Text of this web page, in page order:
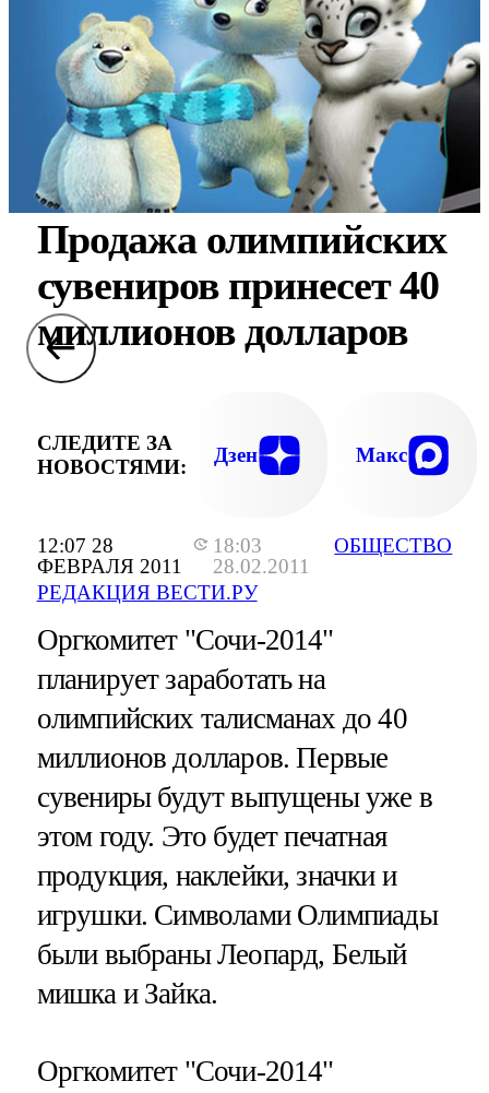
12:07 28
ФЕВРАЛЯ 2011
18:03
28.02.2011
РЕДАКЦИЯ ВЕСТИ.РУ
ОБЩЕСТВО
Продажа олимпийских
сувениров принесет 40
миллионов долларов
СЛЕДИТЕ ЗА
НОВОСТЯМИ:
Дзен Макс
Оргкомитет "Сочи-2014"
планирует заработать на
олимпийских талисманах до 40
миллионов долларов. Первые
сувениры будут выпущены уже в
этом году. Это будет печатная
продукция, наклейки, значки и
игрушки. Символами Олимпиады
были выбраны Леопард, Белый
мишка и Зайка.
Оргкомитет "Сочи-2014"